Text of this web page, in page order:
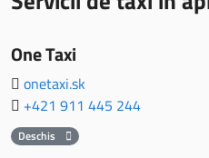
One Taxi
onetaxi.sk
+421 911 445 244
Deschis